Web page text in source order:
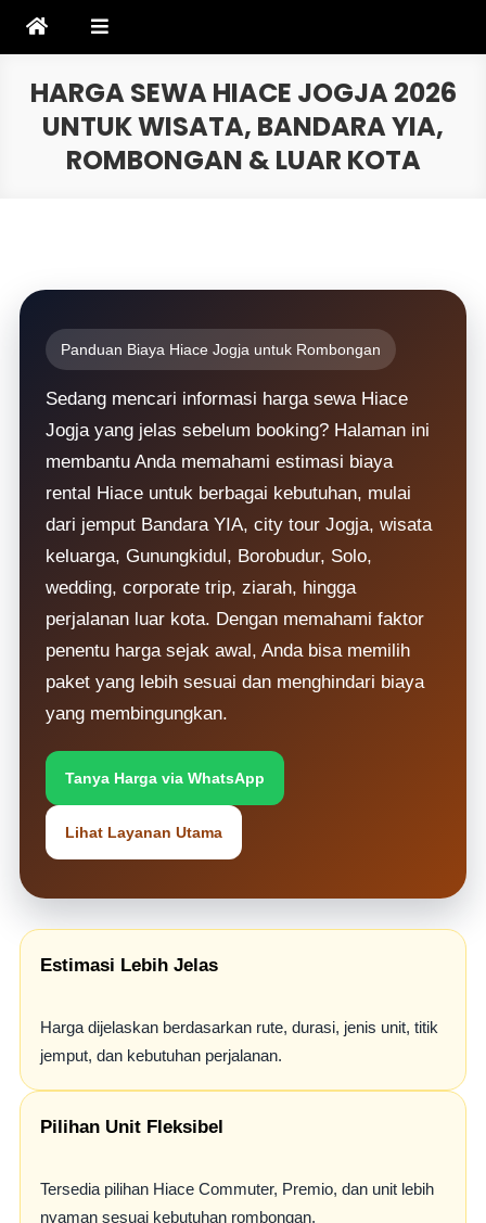
HARGA SEWA HIACE JOGJA 2026
UNTUK WISATA, BANDARA YIA,
ROMBONGAN & LUAR KOTA
Panduan Biaya Hiace Jogja untuk Rombongan
Sedang mencari informasi harga sewa Hiace
Jogja yang jelas sebelum booking? Halaman ini
membantu Anda memahami estimasi biaya
rental Hiace untuk berbagai kebutuhan, mulai
dari jemput Bandara YIA, city tour Jogja, wisata
keluarga, Gunungkidul, Borobudur, Solo,
wedding, corporate trip, ziarah, hingga
perjalanan luar kota. Dengan memahami faktor
penentu harga sejak awal, Anda bisa memilih
paket yang lebih sesuai dan menghindari biaya
yang membingungkan.
Tanya Harga via WhatsApp
Lihat Layanan Utama
Estimasi Lebih Jelas
Harga dijelaskan berdasarkan rute, durasi, jenis unit, titik
jemput, dan kebutuhan perjalanan.
Pilihan Unit Fleksibel
Tersedia pilihan Hiace Commuter, Premio, dan unit lebih
nyaman sesuai kebutuhan rombongan.